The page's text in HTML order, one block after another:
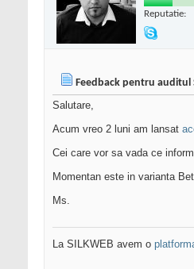
Reputatie:
Feedback pentru auditul
Salutare,
Acum vreo 2 luni am lansat
Cei care vor sa vada ce
Momentan este in varianta
Ms.
La SILKWEB avem o